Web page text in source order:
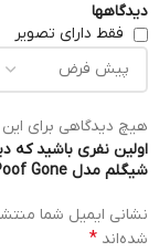
دیدگاهها
فقط دارای تصویر
هیچ دیدگاهی برای
اولین نفری باشید که
شیگلم مدل Poof Gone رنگ Linen”
نشانی ایمیل شما
شده‌اند *